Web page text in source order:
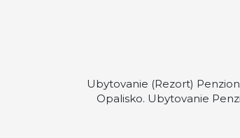
Ubytovanie (Rezort)
Opalisko. Ubytovanie